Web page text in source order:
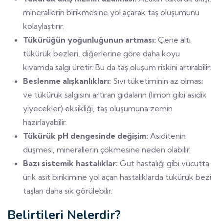
minerallerin birikmesine yol açarak taş oluşumunu
kolaylaştırır.
Tükürüğün yoğunluğunun artması: Çene altı
tükürük bezleri, diğerlerine göre daha koyu
kıvamda salgı üretir. Bu da taş oluşum riskini artırabilir.
Beslenme alışkanlıkları: Sıvı tüketiminin az olması
ve tükürük salgısını artıran gıdaların (limon gibi asidik
yiyecekler) eksikliği, taş oluşumuna zemin
hazırlayabilir.
Tükürük pH dengesinde değişim: Asiditenin
düşmesi, minerallerin çökmesine neden olabilir.
Bazı sistemik hastalıklar: Gut hastalığı gibi vücutta
ürik asit birikimine yol açan hastalıklarda tükürük bezi
taşları daha sık görülebilir.
Belirtileri Nelerdir?